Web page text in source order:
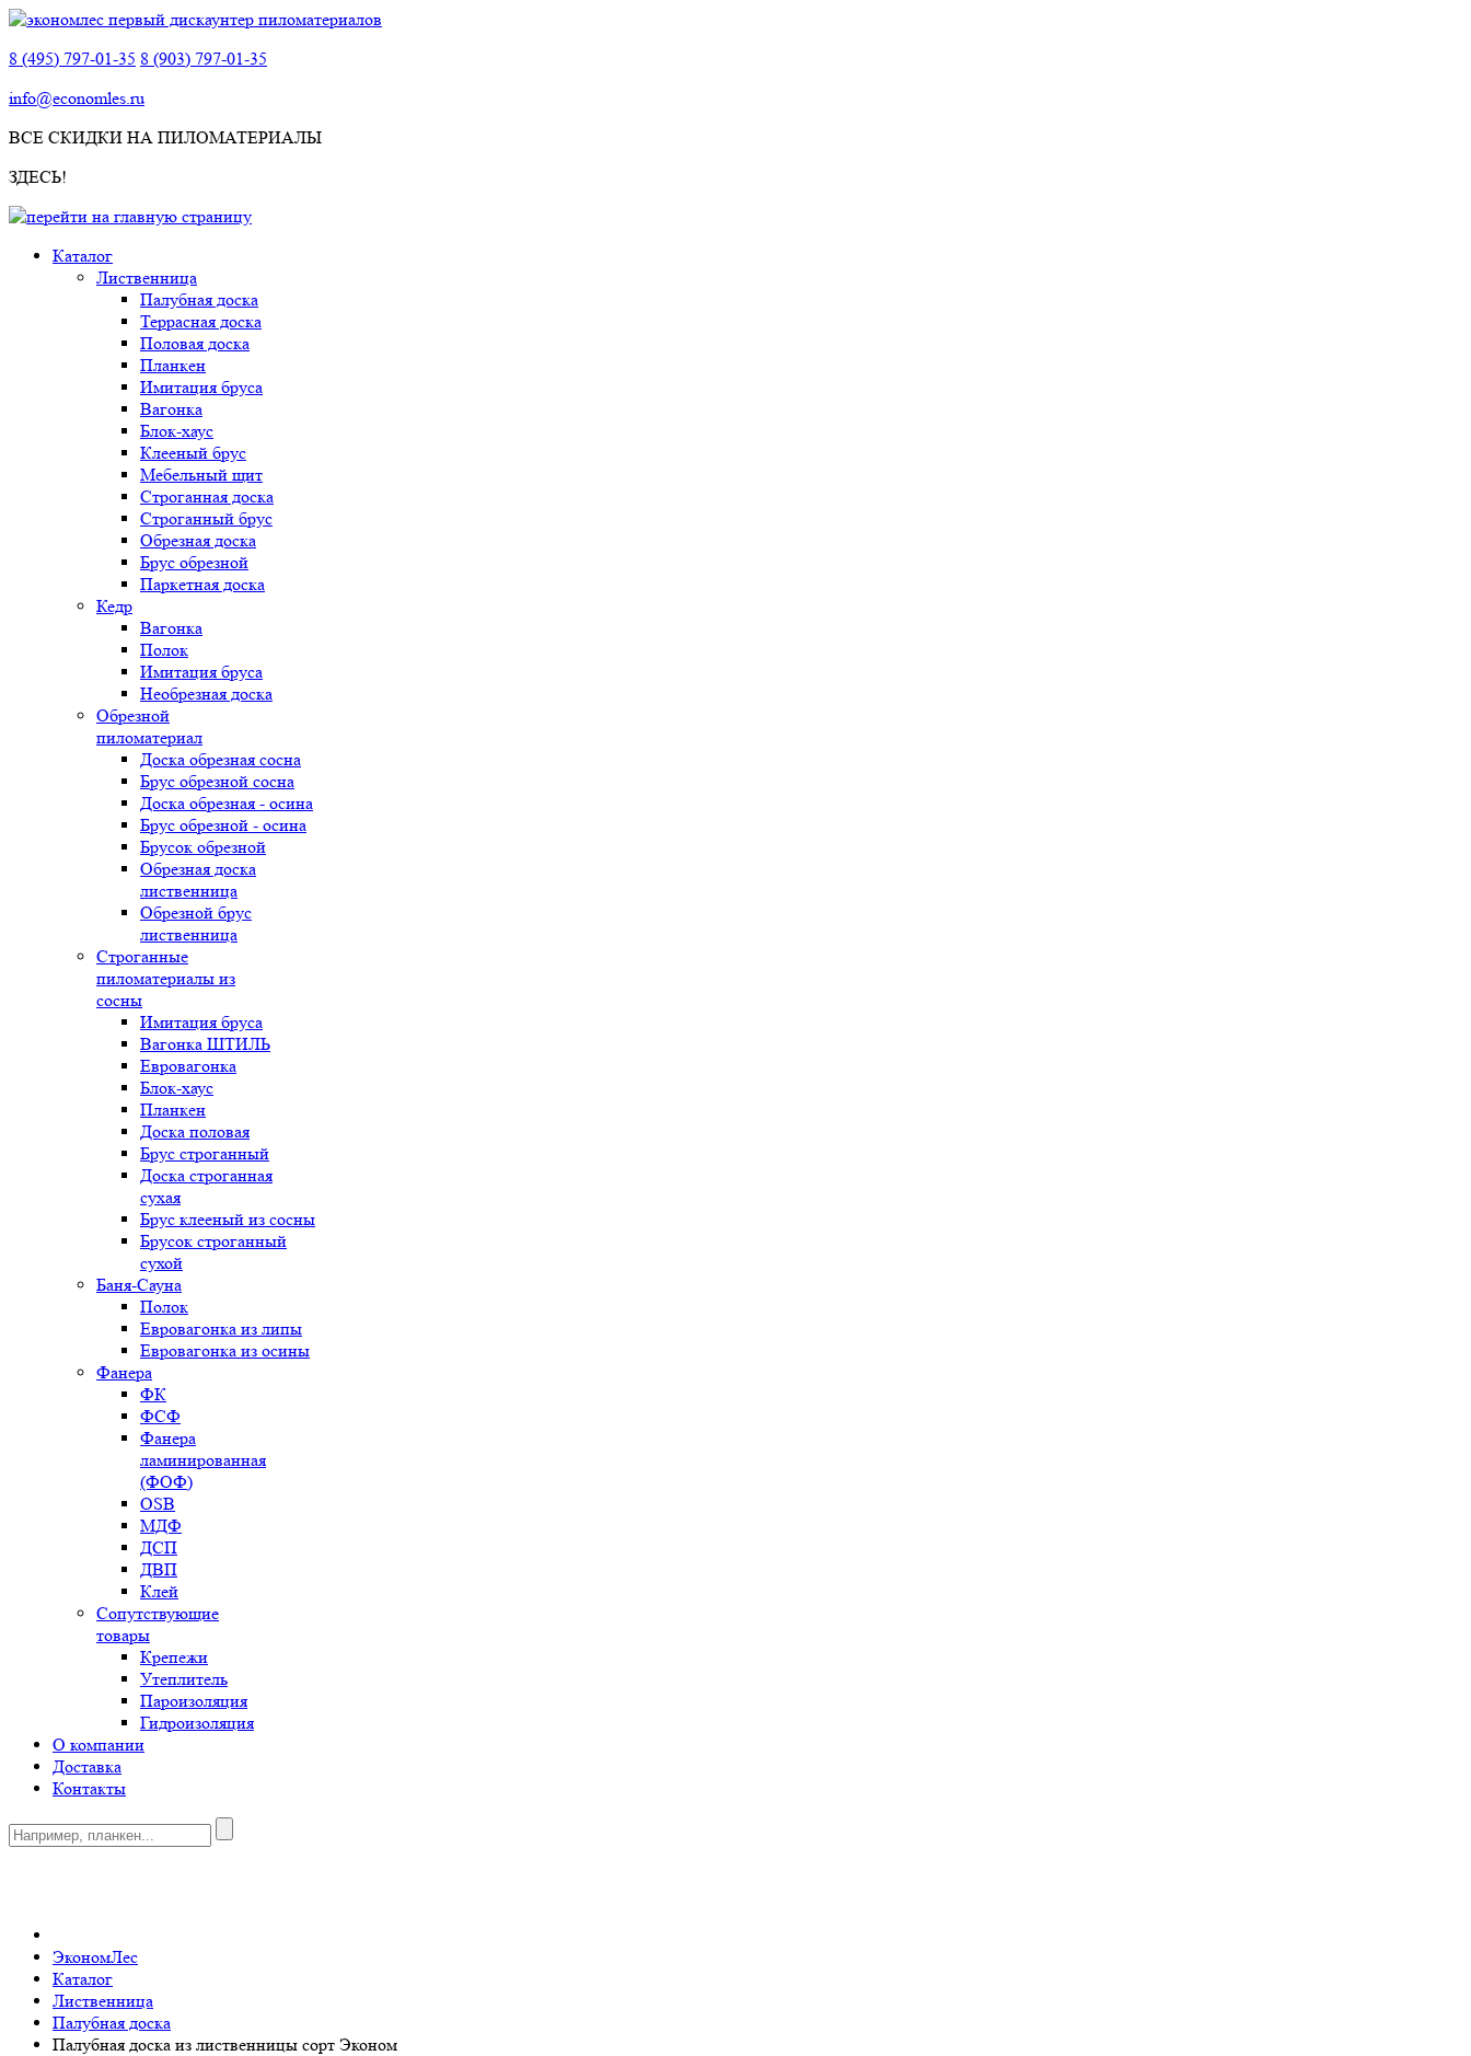
8 (495) 797-01-35 8 (903) 797-01-35
info@economles.ru
ВСЕ СКИДКИ НА ПИЛОМАТЕРИАЛЫ
ЗДЕСЬ!
Каталог
Лиственница
Палубная доска
Террасная доска
Половая доска
Планкен
Имитация бруса
Вагонка
Блок-хаус
Клееный брус
Мебельный щит
Строганная доска
Строганный брус
Обрезная доска
Брус обрезной
Паркетная доска
Кедр
Вагонка
Полок
Имитация бруса
Необрезная доска
Обрезной
пиломатериал
Доска обрезная сосна
Брус обрезной сосна
Доска обрезная - осина
Брус обрезной - осина
Брусок обрезной
Обрезная доска
лиственница
Обрезной брус
лиственница
Строганные
пиломатериалы из
сосны
Имитация бруса
Вагонка ШТИЛЬ
Евровагонка
Блок-хаус
Планкен
Доска половая
Брус строганный
Доска строганная
сухая
Брус клееный из сосны
Брусок строганный
сухой
Баня-Сауна
Полок
Евровагонка из липы
Евровагонка из осины
Фанера
ФК
ФСФ
Фанера
ламинированная
(ФОФ)
OSB
МДФ
ДСП
ДВП
Клей
Сопутствующие
товары
Крепежи
Утеплитель
Пароизоляция
Гидроизоляция
О компании
Доставка
Контакты
ЭкономЛес
Каталог
Лиственница
Палубная доска
Палубная доска из лиственницы сорт Эконом